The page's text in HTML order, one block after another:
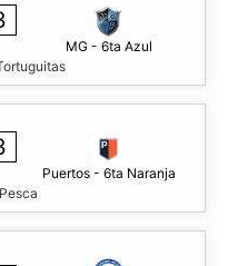
MG - 6ta Azul
Puertos - 6ta Naranja